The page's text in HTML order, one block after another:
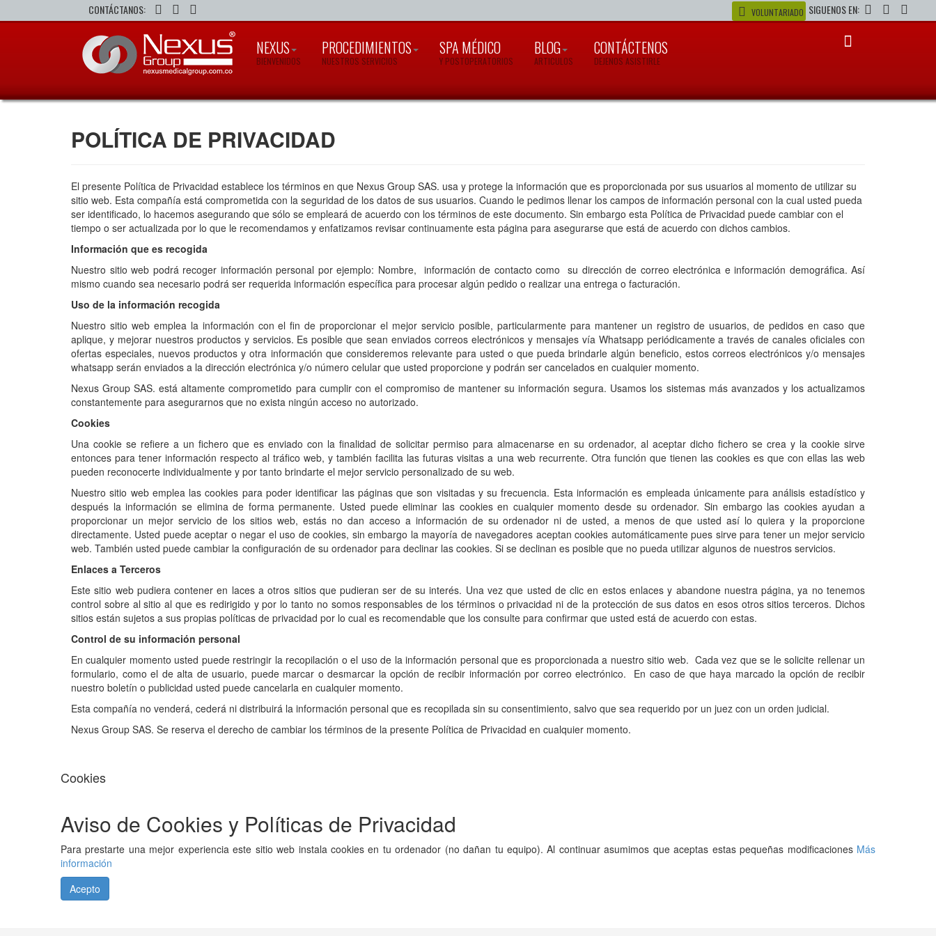
CONTÁCTANOS: VOLUNTARIADO SIGUENOS EN:
NEXUS
BIENVENIDOS
PROCEDIMIENTOS
NUESTROS SERVICIOS
SPA MÉDICO
Y POSTOPERATORIOS
BLOG
ARTICULOS
CONTÁCTENOS
DEJENOS ASISTIRLE
POLÍTICA DE PRIVACIDAD
El presente Política de Privacidad establece los términos en que Nexus Group SAS. usa y protege la información que es proporcionada por sus usuarios al momento de utilizar su
sitio web. Esta compañía está comprometida con la seguridad de los datos de sus usuarios. Cuando le pedimos llenar los campos de información personal con la cual usted pueda
ser identificado, lo hacemos asegurando que sólo se empleará de acuerdo con los términos de este documento. Sin embargo esta Política de Privacidad puede cambiar con el
tiempo o ser actualizada por lo que le recomendamos y enfatizamos revisar continuamente esta página para asegurarse que está de acuerdo con dichos cambios.
Información que es recogida
Nuestro sitio web podrá recoger información personal por ejemplo: Nombre, información de contacto como su dirección de correo electrónica e información demográfica. Así
mismo cuando sea necesario podrá ser requerida información específica para procesar algún pedido o realizar una entrega o facturación.
Uso de la información recogida
Nuestro sitio web emplea la información con el fin de proporcionar el mejor servicio posible, particularmente para mantener un registro de usuarios, de pedidos en caso que
aplique, y mejorar nuestros productos y servicios. Es posible que sean enviados correos electrónicos y mensajes vía Whatsapp periódicamente a través de canales oficiales con
ofertas especiales, nuevos productos y otra información que consideremos relevante para usted o que pueda brindarle algún beneficio, estos correos electrónicos y/o mensajes
whatsapp serán enviados a la dirección electrónica y/o número celular que usted proporcione y podrán ser cancelados en cualquier momento.
Nexus Group SAS. está altamente comprometido para cumplir con el compromiso de mantener su información segura. Usamos los sistemas más avanzados y los actualizamos
constantemente para asegurarnos que no exista ningún acceso no autorizado.
Cookies
Una cookie se refiere a un fichero que es enviado con la finalidad de solicitar permiso para almacenarse en su ordenador, al aceptar dicho fichero se crea y la cookie sirve
entonces para tener información respecto al tráfico web, y también facilita las futuras visitas a una web recurrente. Otra función que tienen las cookies es que con ellas las web
pueden reconocerte individualmente y por tanto brindarte el mejor servicio personalizado de su web.
Nuestro sitio web emplea las cookies para poder identificar las páginas que son visitadas y su frecuencia. Esta información es empleada únicamente para análisis estadístico y
después la información se elimina de forma permanente. Usted puede eliminar las cookies en cualquier momento desde su ordenador. Sin embargo las cookies ayudan a
proporcionar un mejor servicio de los sitios web, estás no dan acceso a información de su ordenador ni de usted, a menos de que usted así lo quiera y la proporcione
directamente. Usted puede aceptar o negar el uso de cookies, sin embargo la mayoría de navegadores aceptan cookies automáticamente pues sirve para tener un mejor servicio
web. También usted puede cambiar la configuración de su ordenador para declinar las cookies. Si se declinan es posible que no pueda utilizar algunos de nuestros servicios.
Enlaces a Terceros
Este sitio web pudiera contener en laces a otros sitios que pudieran ser de su interés. Una vez que usted de clic en estos enlaces y abandone nuestra página, ya no tenemos
control sobre al sitio al que es redirigido y por lo tanto no somos responsables de los términos o privacidad ni de la protección de sus datos en esos otros sitios terceros. Dichos
sitios están sujetos a sus propias políticas de privacidad por lo cual es recomendable que los consulte para confirmar que usted está de acuerdo con estas.
Control de su información personal
En cualquier momento usted puede restringir la recopilación o el uso de la información personal que es proporcionada a nuestro sitio web. Cada vez que se le solicite rellenar un
formulario, como el de alta de usuario, puede marcar o desmarcar la opción de recibir información por correo electrónico. En caso de que haya marcado la opción de recibir
nuestro boletín o publicidad usted puede cancelarla en cualquier momento.
Esta compañía no venderá, cederá ni distribuirá la información personal que es recopilada sin su consentimiento, salvo que sea requerido por un juez con un orden judicial.
Nexus Group SAS. Se reserva el derecho de cambiar los términos de la presente Política de Privacidad en cualquier momento.
Cookies
Aviso de Cookies y Políticas de Privacidad
Para prestarte una mejor experiencia este sitio web instala cookies en tu ordenador (no dañan tu equipo). Al continuar asumimos que aceptas estas pequeñas modificaciones Más
información
Acepto